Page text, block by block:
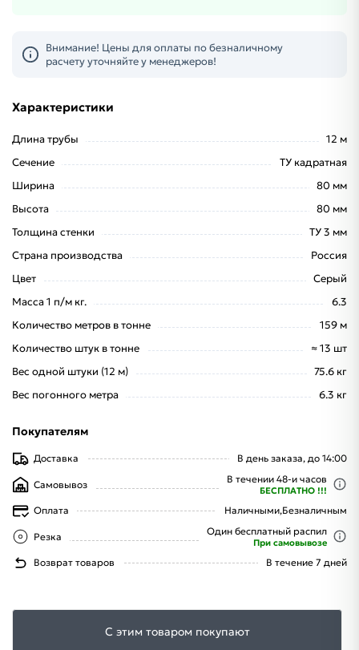
Внимание! Цены для оплаты по безналичному
расчету уточняйте у менеджеров!
Характеристики
Длина трубы
12 м
Сечение
ТУ кадратная
Ширина
80 мм
Высота
80 мм
Толщина стенки
ТУ 3 мм
Страна производства
Россия
Цвет
Серый
Масса 1 п/м кг.
6.3
Количество метров в тонне
159 м
Количество штук в тонне
≈ 13 шт
Вес одной штуки (12 м)
75.6 кг
Вес погонного метра
6.3 кг
Покупателям
Доставка В день заказа, до 14:00
Самовывоз В течении 48-и часов
БЕСПЛАТНО !!!
Оплата Наличными,Безналичным
Резка Один бесплатный распил
При самовывозе
Возврат товаров В течение 7 дней
С этим товаром покупают